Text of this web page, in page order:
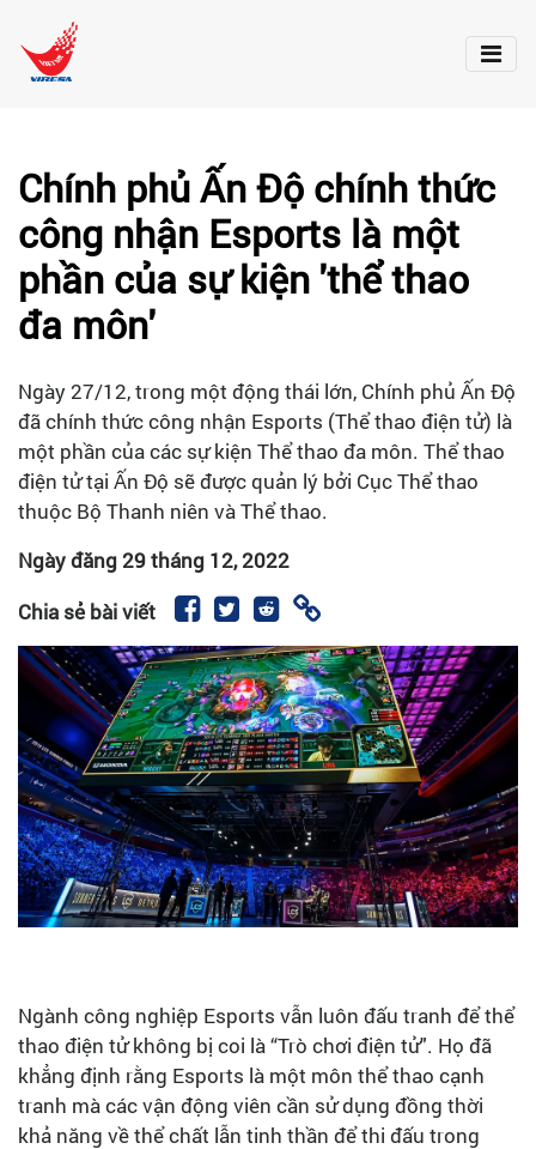
Chính phủ Ấn Độ chính thức
công nhận Esports là một
phần của sự kiện 'thể thao
đa môn'
Ngày 27/12, trong một động thái lớn, Chính phủ Ấn Độ
đã chính thức công nhận Esports (Thể thao điện tử) là
một phần của các sự kiện Thể thao đa môn. Thể thao
điện tử tại Ấn Độ sẽ được quản lý bởi Cục Thể thao
thuộc Bộ Thanh niên và Thể thao.
Ngày đăng29 tháng 12, 2022
Chia sẻ bài viết
Ngành công nghiệp Esports vẫn luôn đấu tranh để thể
thao điện tử không bị coi là “Trò chơi điện tử". Họ đã
khẳng định rằng Esports là một môn thể thao cạnh
tranh mà các vận động viên cần sử dụng đồng thời
khả năng về thể chất lẫn tinh thần để thi đấu trong